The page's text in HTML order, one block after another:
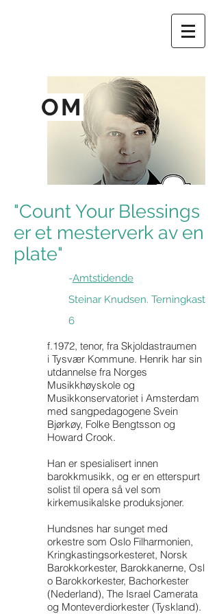
OM
"Count Your Blessings
er et mesterverk av en
plate"
-Amtstidende
Steinar Knudsen. Terningkast
6
f.1972, tenor, fra Skjoldastraumen
i Tysvær Kommune. Henrik har sin
utdannelse fra Norges
Musikkhøyskole og
Musikkonservatoriet i Amsterdam
med sangpedagogene Svein
Bjørkøy, Folke Bengtsson og
Howard Crook.
Han er spesialisert innen
barokkmusikk, og er en etterspurt
solist til opera så vel som
kirkemusikalske produksjoner.
Hundsnes har sunget med
orkestre som Oslo Filharmonien,
Kringkastingsorkesteret, Norsk
Barokkorkester, Barokkanerne, Osl
o Barokkorkester, Bachorkester
(Nederland), The Israel Camerata
og Monteverdiorkester (Tyskland).